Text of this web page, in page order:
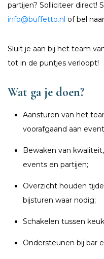
partijen? Solliciteer direct!
info@buffetto.nl of bel
Sluit je aan bij het team
tot in de puntjes verloopt!
Wat ga je doen?
Aansturen van het
voorafgaand aan
Bewaken van
events en partijen;
Overzicht houden
bijsturen waar nodig;
Schakelen tussen
Ondersteunen bij bar